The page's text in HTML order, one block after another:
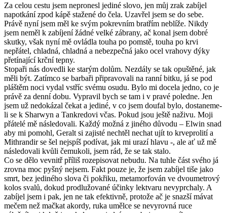
Za celou cestu jsem nepronesl jediné slovo, jen můj zrak zabíjel
napotkání zpod kápě stažené do čela. Uzavřel jsem se do sebe.
Právě nyní jsem měl ke svým pokrevním bratřím neblíže. Nikdy
jsem neměl k zabíjení žádné velké zábrany, ač konal jsem dobré
skutky, však nyní mě ovládla touha po pomstě, touha po krvi
nepřátel, chladná, chladná a nebezpečná jako ocel vrahovy dýky
přetínající krční tepny.
Stopaři nás dovedli ke starým dolům. Nezdály se tak opuštěné, jak
měli být. Zatímco se barbaři připravovali na ranní bitku, já se pod
pláštěm noci vydal vstříc svému osudu. Bylo mi docela jedno, co je
právě za denní dobu. Vypravil bych se tam i v pravé poledne. Jen
jsem už nedokázal čekat a jediné, v co jsem doufal bylo, dostaneme-
li se k Sharwyn a Tankredovi včas. Pokud jsou ještě naživu. Moji
přátelé mě následovali. Každý možná z jiného důvodu – Elwin snad
aby mi pomohl, Geralt si zajisté nechtěl nechat ujít to krveprolití a
Mithrandir se šel nejspíš podívat, jak mi urazí hlavu -, ale ať už mě
následovali kvůli čemukoli, jsem rád, že se tak stalo.
Co se dělo vevnitř příliš rozepisovat nebudu. Na tuhle část svého já
zrovna moc pyšný nejsem. Fakt pouze je, že jsem zabíjel tiše jako
smrt, bez jediného slova či pokřiku, metamorfován ve dvoumetrový
kolos svalů, dokud prodlužované účinky lektvaru nevyprchaly. A
zabíjel jsem i pak, jen ne tak efektivně, protože ač je snazší mávat
mečem než mačkat akordy, ruka umělce se nevyrovná ruce